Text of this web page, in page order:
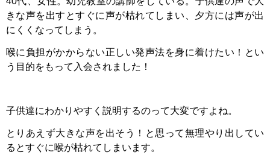
きな声を出すとすぐに声が枯れてしまい、夕方には声が出
にくくなってしまう。
喉に負担がかからない正しい発声法を身に着けたい！とい
う目的をもって入会されました！
子供達にわかりやすく説明するのって大変ですよね。
とりあえず大きな声を出そう！と思って無理やり出してい
るとすぐに喉が枯れてしまいます。